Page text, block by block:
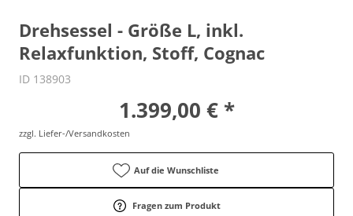
Drehsessel - Größe L, inkl.
Relaxfunktion, Stoff, Cognac
ID 138903
1.399,00 € *
zzgl. Liefer-/Versandkosten
Auf die Wunschliste
Fragen zum Produkt